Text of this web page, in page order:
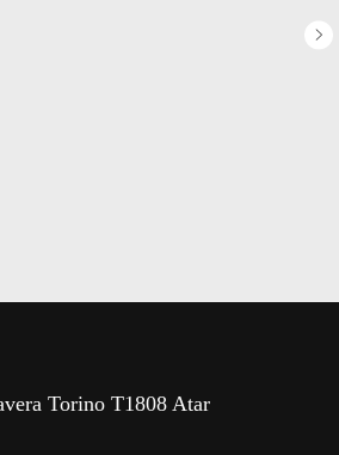
Torino T1808 Atar